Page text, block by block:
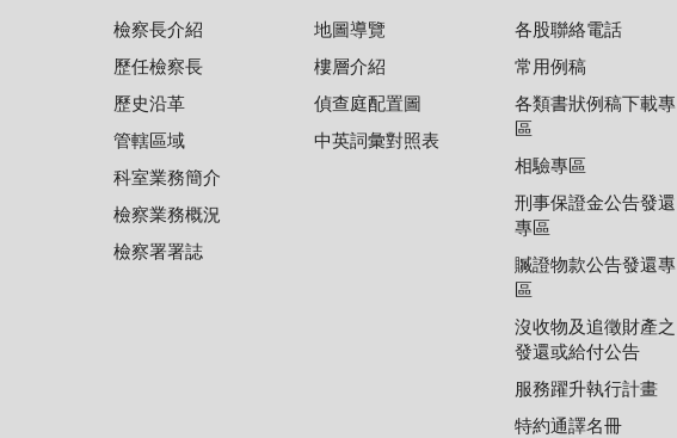
檢察長介紹
歷任檢察長
歷史沿革
管轄區域
科室業務簡介
檢察業務概況
檢察署署誌
地圖導覽
樓層介紹
偵查庭配置圖
中英詞彙對照表
各股聯絡電話
常用例稿
各類書狀例稿下載專
區
相驗專區
刑事保證金公告發還
專區
贓證物款公告發還專
區
沒收物及追徵財產之
發還或給付公告
服務躍升執行計畫
特約通譯名冊